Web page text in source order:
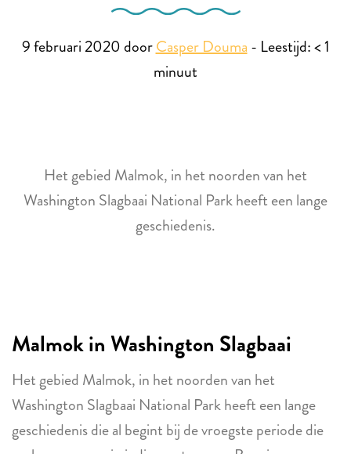
9 februari 2020 doorCasper Douma- Leestijd:< 1
minuut
Het gebied Malmok, in het noorden van het
Washington Slagbaai National Park heeft een lange
geschiedenis.
Malmok in Washington Slagbaai
Het gebied Malmok, in het noorden van het
Washington Slagbaai National Park heeft een lange
geschiedenis die al begint bij de vroegste periode die